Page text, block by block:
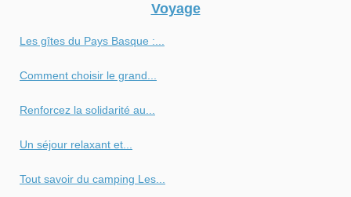
Voyage
Les gîtes du Pays Basque :...
Comment choisir le grand...
Renforcez la solidarité au...
Un séjour relaxant et...
Tout savoir du camping Les...